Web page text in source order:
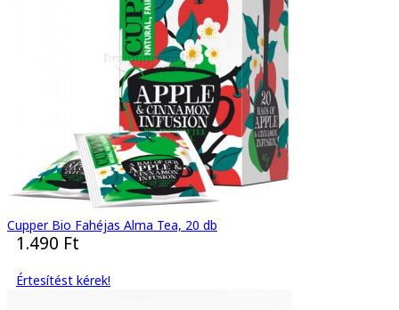
Cupper Bio Fahéjas Alma Tea, 20 db
1.490 Ft
Értesítést kérek!